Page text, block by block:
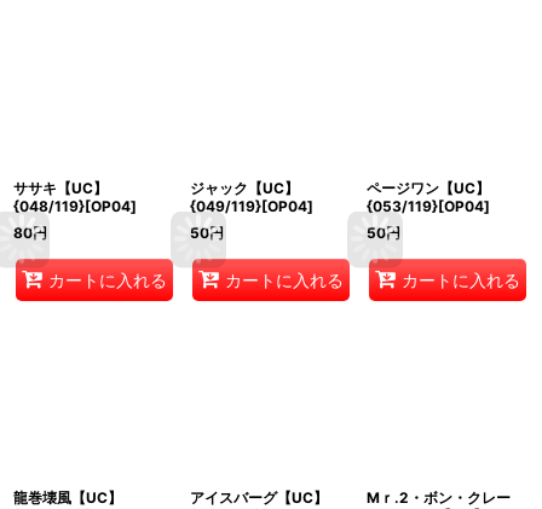
ササキ【UC】
{048/119}[OP04]
80円
カートに入れる
ジャック【UC】
{049/119}[OP04]
50円
カートに入れる
ページワン【UC】
{053/119}[OP04]
50円
カートに入れる
龍巻壊風【UC】
アイスバーグ【UC】
Mｒ.2・ボン・クレー